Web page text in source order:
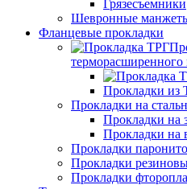
Грязесъемники
Шевронные
Фланцевые прокладки
терморасширенного
Прокладки из
Прокладки на
Прокладки на
Прокладки на
Прокладки
Прокладки
Прокладки